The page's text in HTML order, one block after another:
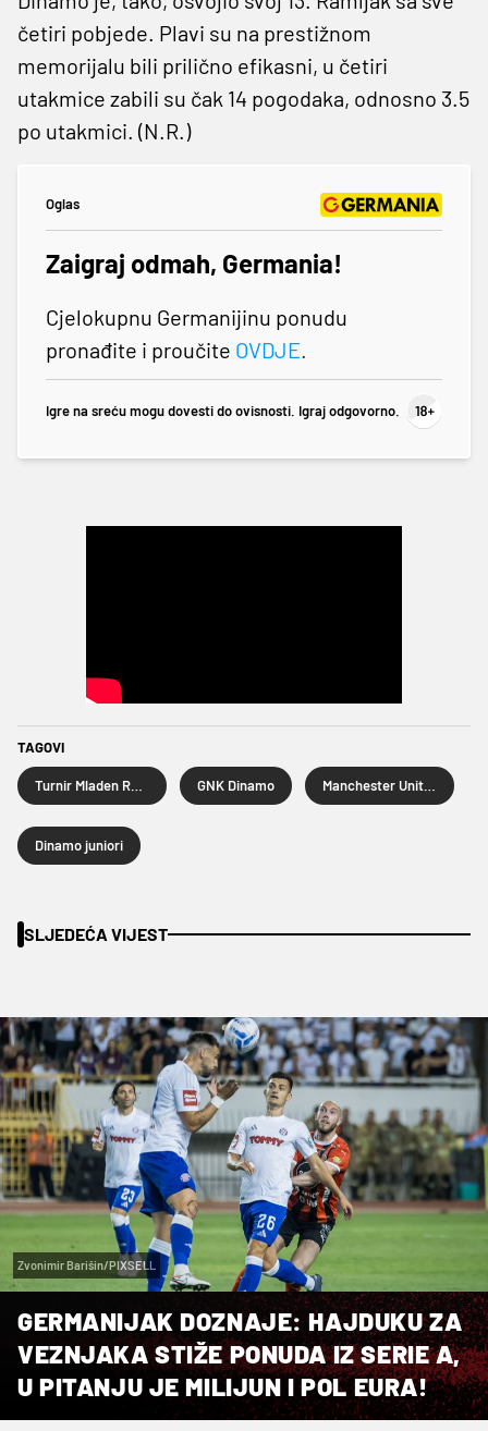
četiri pobjede. Plavi su na prestižnom
memorijalu bili prilično efikasni, u četiri
utakmice zabili su čak 14 pogodaka, odnosno 3.5
po utakmici. (N.R.)
Oglas
Zaigraj odmah, Germania!
Cjelokupnu Germanijinu ponudu
pronađite i proučite OVDJE.
Igre na sreću mogu dovesti do ovisnosti. Igraj odgovorno.
TAGOVI
GNK Dinamo
Dinamo juniori
SLJEDEĆA VIJEST
Zvonimir Barišin/PIXSELL
GERMANIJAK DOZNAJE: HAJDUKU ZA
VEZNJAKA STIŽE PONUDA IZ SERIE A,
U PITANJU JE MILIJUN I POL EURA!